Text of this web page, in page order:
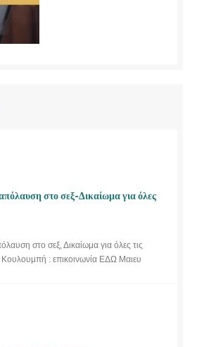
στο σεξ-Δικαίωμα για όλες
στο σεξ, Δικαίωμα για όλες τις
Κουλουμπή : επικοινωνία ΕΔΩ Μαιευ